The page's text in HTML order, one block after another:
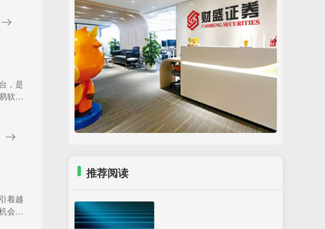
，是
软
着越
会在
推荐阅读